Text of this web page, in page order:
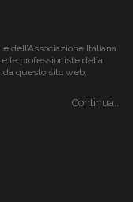
dell’Associazione Italiana
le professioniste della
da questo sito web,
Continua...